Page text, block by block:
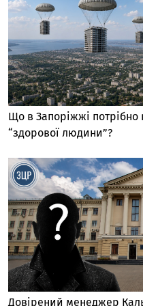
Що в Запоріжжі потрібно
“здорової людини”?
Довірений менеджер